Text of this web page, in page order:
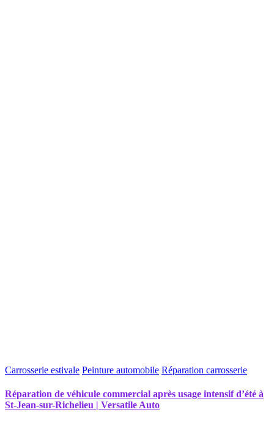
Carrosserie estivale Peinture automobile Réparation carrosserie
Réparation de véhicule commercial après usage intensif d’été à
St-Jean-sur-Richelieu | Versatile Auto